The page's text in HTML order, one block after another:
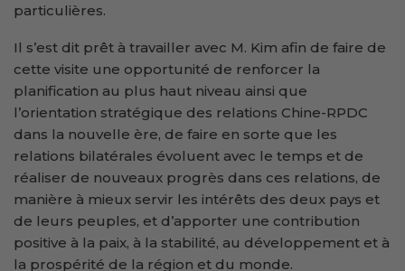
particulières.
Il s’est dit prêt à travailler avec M. Kim afin de faire de
cette visite une opportunité de renforcer la
planification au plus haut niveau ainsi que
l’orientation stratégique des relations Chine-RPDC
dans la nouvelle ère, de faire en sorte que les
relations bilatérales évoluent avec le temps et de
réaliser de nouveaux progrès dans ces relations, de
manière à mieux servir les intérêts des deux pays et
de leurs peuples, et d’apporter une contribution
positive à la paix, à la stabilité, au développement et à
la prospérité de la région et du monde.